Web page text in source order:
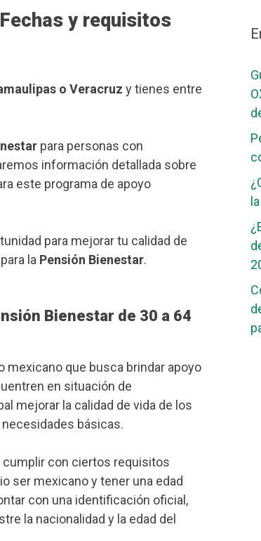
y requisitos
o Veracruz y tienes entre
para personas con
información detallada sobre
este programa de apoyo
para mejorar tu calidad de
la Pensión Bienestar.
Bienestar de 30 a 64
mexicano que busca brindar apoyo
en situación de
mejorar la calidad de vida de los
básicas.
cumplir con ciertos requisitos
ser mexicano y tener una edad
con una identificación oficial,
la nacionalidad y la edad del